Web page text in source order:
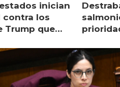
inician
contra los
Trump que